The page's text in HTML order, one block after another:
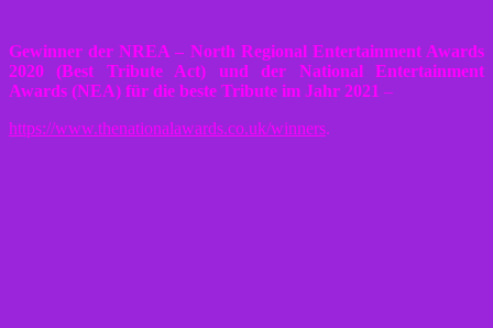
Gewinner der NREA – North Regional Entertainment Awards
2020 (Best Tribute Act) und der National Entertainment
Awards (NEA) für die beste Tribute im Jahr 2021 –
https://www.thenationalawards.co.uk/winners.